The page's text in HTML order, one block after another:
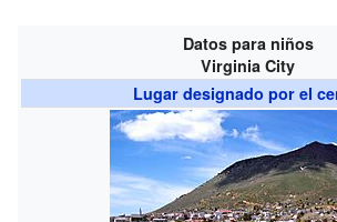
Datos para niños
Virginia City
Lugar designado por el